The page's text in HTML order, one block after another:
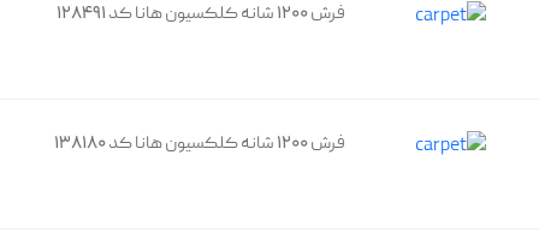
فرش 1200 شانه کلکسیون هانا کد 128491
فرش 1200 شانه کلکسیون هانا کد 138180